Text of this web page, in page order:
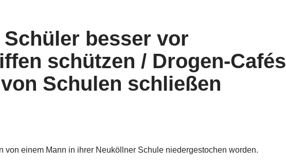
besser vor
schützen / Drogen-Cafés
Schulen schließen
von einem Mann in ihrer Neuköllner Schule niedergestochen worden.